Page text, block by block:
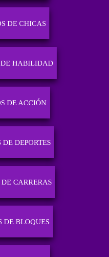
DE CHICAS
DE HABILIDAD
DE ACCIÓN
DE DEPORTES
DE CARRERAS
DE BLOQUES